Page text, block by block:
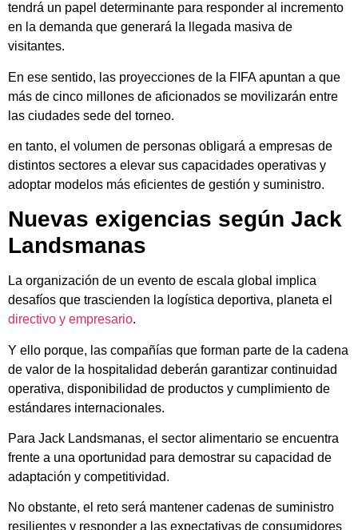
tendrá un papel determinante para responder al incremento
en la demanda que generará la llegada masiva de
visitantes.
En ese sentido, las proyecciones de la FIFA apuntan a que
más de cinco millones de aficionados se movilizarán entre
las ciudades sede del torneo.
en tanto, el volumen de personas obligará a empresas de
distintos sectores a elevar sus capacidades operativas y
adoptar modelos más eficientes de gestión y suministro.
Nuevas exigencias según Jack
Landsmanas
La organización de un evento de escala global implica
desafíos que trascienden la logística deportiva, planeta el
directivo y empresario.
Y ello porque, las compañías que forman parte de la cadena
de valor de la hospitalidad deberán garantizar continuidad
operativa, disponibilidad de productos y cumplimiento de
estándares internacionales.
Para Jack Landsmanas, el sector alimentario se encuentra
frente a una oportunidad para demostrar su capacidad de
adaptación y competitividad.
No obstante, el reto será mantener cadenas de suministro
resilientes y responder a las expectativas de consumidores